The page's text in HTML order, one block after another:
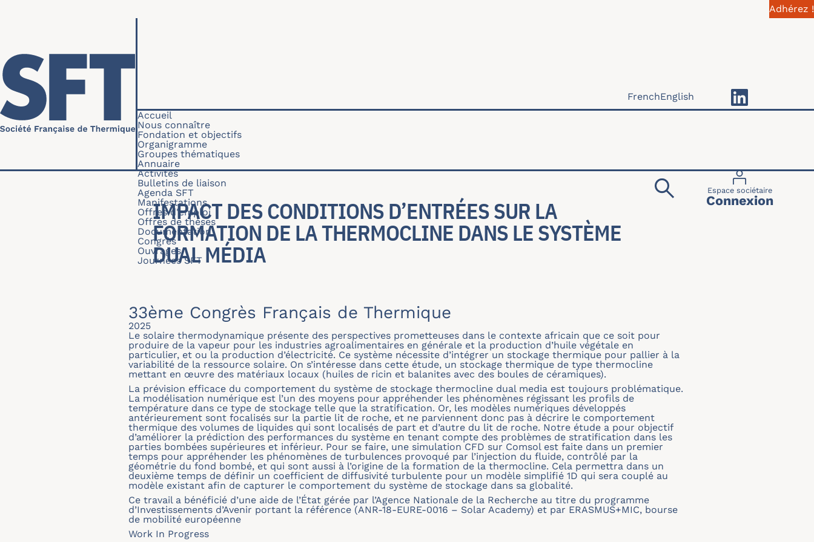
Adhérez !
Navigation principale
Accueil
Nous connaître
Fondation et objectifs
Organigramme
Groupes thématiques
Annuaire
Activités
Bulletins de liaison
Agenda SFT
Manifestations
Offres d'emploi
Offres de thèses
Documentation
Congrès
Ouvrages
Journées SFT
Menu du
Espace sociétaire
Connexion
FrenchEnglish
IMPACT DES CONDITIONS D’ENTRÉES SUR LA
FORMATION DE LA THERMOCLINE DANS LE SYSTÈME
DUAL MÉDIA
33ème Congrès Français de Thermique
2025
Le solaire thermodynamique présente des perspectives prometteuses dans le contexte africain que ce soit pour
produire de la vapeur pour les industries agroalimentaires en générale et la production d’huile végétale en
particulier, et ou la production d’électricité. Ce système nécessite d’intégrer un stockage thermique pour pallier à la
variabilité de la ressource solaire. On s’intéresse dans cette étude, un stockage thermique de type thermocline
mettant en œuvre des matériaux locaux (huiles de ricin et balanites avec des boules de céramiques).
La prévision efficace du comportement du système de stockage thermocline dual media est toujours problématique.
La modélisation numérique est l’un des moyens pour appréhender les phénomènes régissant les profils de
température dans ce type de stockage telle que la stratification. Or, les modèles numériques développés
antérieurement sont focalisés sur la partie lit de roche, et ne parviennent donc pas à décrire le comportement
thermique des volumes de liquides qui sont localisés de part et d’autre du lit de roche. Notre étude a pour objectif
d’améliorer la prédiction des performances du système en tenant compte des problèmes de stratification dans les
parties bombées supérieures et inférieur. Pour se faire, une simulation CFD sur Comsol est faite dans un premier
temps pour appréhender les phénomènes de turbulences provoqué par l’injection du fluide, contrôlé par la
géométrie du fond bombé, et qui sont aussi à l’origine de la formation de la thermocline. Cela permettra dans un
deuxième temps de définir un coefficient de diffusivité turbulente pour un modèle simplifié 1D qui sera couplé au
modèle existant afin de capturer le comportement du système de stockage dans sa globalité.
Ce travail a bénéficié d’une aide de l’État gérée par l’Agence Nationale de la Recherche au titre du programme
d’Investissements d’Avenir portant la référence (ANR-18-EURE-0016 – Solar Academy) et par ERASMUS+MIC, bourse
de mobilité européenne
Work In Progress